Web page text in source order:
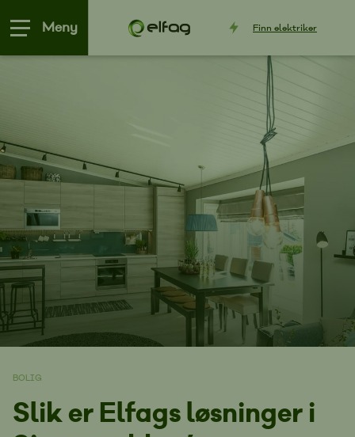
Meny Finn elektriker
BOLIG
Slik er Elfags løsninger i